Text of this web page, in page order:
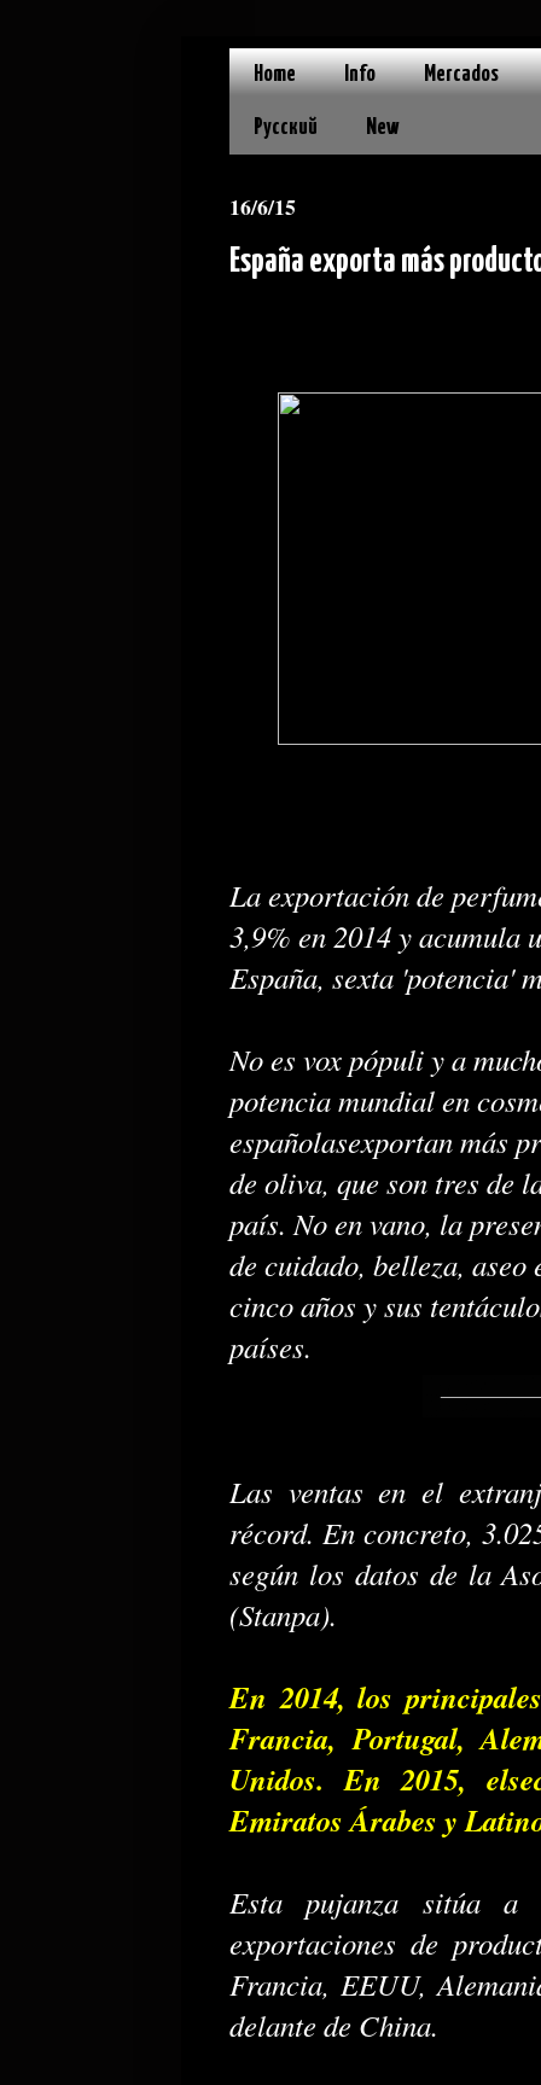
Home Info Mercados
Русский New
16/6/15
España exporta más
La exportación de
3,9% en 2014 y acumula
España, sexta 'potencia'
No es vox pópuli y a
potencia mundial en
españolasexportan más
de oliva, que son tres de
país. No en vano, la
de cuidado, belleza,
cinco años y sus
países.
Las ventas en el
récord. En concreto,
según los datos de la
(Stanpa).
En 2014, los
Francia, Portugal,
Unidos. En 2015,
Emiratos Árabes y
Esta pujanza sitúa a
exportaciones de
Francia, EEUU,
delante de China.